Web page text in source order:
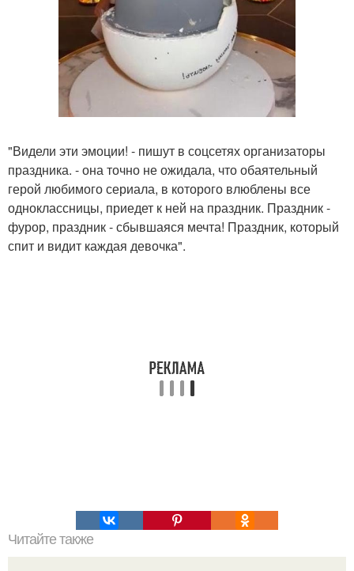
"Видели эти эмоции! - пишут в соцсетях организаторы
праздника. - она точно не ожидала, что обаятельный
герой любимого сериала, в которого влюблены все
одноклассницы, приедет к ней на праздник. Праздник -
фурор, праздник - сбывшаяся мечта! Праздник, который
спит и видит каждая девочка".
Читайте также